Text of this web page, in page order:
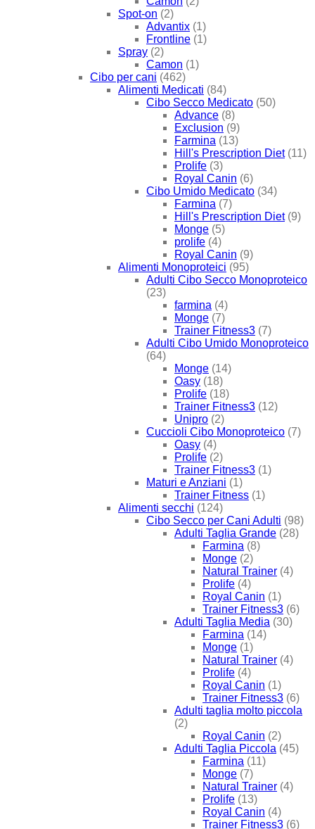
Spot-on (2)
Advantix (1)
Frontline (1)
Spray (2)
Camon (1)
Cibo per cani (462)
Alimenti Medicati (84)
Cibo Secco Medicato (50)
Advance (8)
Exclusion (9)
Farmina (13)
Hill's Prescription Diet (11)
Prolife (3)
Royal Canin (6)
Cibo Umido Medicato (34)
Farmina (7)
Hill's Prescription Diet (9)
Monge (5)
prolife (4)
Royal Canin (9)
Alimenti Monoproteici (95)
Adulti Cibo Secco Monoproteico
(23)
farmina (4)
Monge (7)
Trainer Fitness3 (7)
Adulti Cibo Umido Monoproteico
(64)
Monge (14)
Oasy (18)
Prolife (18)
Trainer Fitness3 (12)
Unipro (2)
Cuccioli Cibo Monoproteico (7)
Oasy (4)
Prolife (2)
Trainer Fitness3 (1)
Maturi e Anziani (1)
Trainer Fitness (1)
Alimenti secchi (124)
Cibo Secco per Cani Adulti (98)
Adulti Taglia Grande (28)
Farmina (8)
Monge (2)
Natural Trainer (4)
Prolife (4)
Royal Canin (1)
Trainer Fitness3 (6)
Adulti Taglia Media (30)
Farmina (14)
Monge (1)
Natural Trainer (4)
Prolife (4)
Royal Canin (1)
Trainer Fitness3 (6)
Adulti taglia molto piccola
(2)
Royal Canin (2)
Adulti Taglia Piccola (45)
Farmina (11)
Monge (7)
Natural Trainer (4)
Prolife (13)
Royal Canin (4)
Trainer Fitness3 (6)